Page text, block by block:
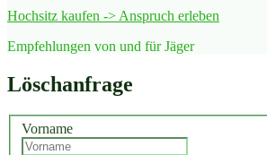
Hochsitz kaufen -> Anspruch erleben
Empfehlungen von und für Jäger
Löschanfrage
Vorname